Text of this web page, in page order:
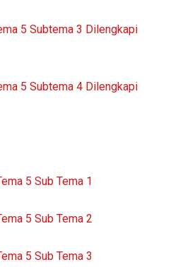
5 Subtema 3 Dilengkapi
5 Subtema 4 Dilengkapi
5 Sub Tema 1
5 Sub Tema 2
5 Sub Tema 3